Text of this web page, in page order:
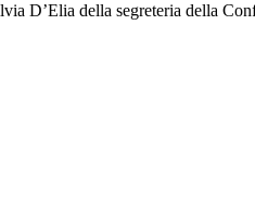
D’Elia della segreteria della